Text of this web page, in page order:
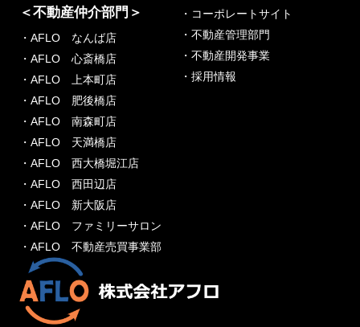
＜不動産仲介部門＞
・AFLO なんば店
・AFLO 心斎橋店
・AFLO 上本町店
・AFLO 肥後橋店
・AFLO 南森町店
・AFLO 天満橋店
・AFLO 西大橋堀江店
・AFLO 西田辺店
・AFLO 新大阪店
・AFLO ファミリーサロン
・AFLO 不動産売買事業部
・コーポレートサイト
・不動産管理部門
・不動産開発事業
・採用情報